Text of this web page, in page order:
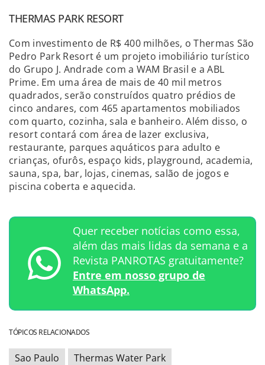
THERMAS PARK RESORT
Com investimento de R$ 400 milhões, o Thermas São
Pedro Park Resort é um projeto imobiliário turístico
do Grupo J. Andrade com a WAM Brasil e a ABL
Prime. Em uma área de mais de 40 mil metros
quadrados, serão construídos quatro prédios de
cinco andares, com 465 apartamentos mobiliados
com quarto, cozinha, sala e banheiro. Além disso, o
resort contará com área de lazer exclusiva,
restaurante, parques aquáticos para adulto e
crianças, ofurôs, espaço kids, playground, academia,
sauna, spa, bar, lojas, cinemas, salão de jogos e
piscina coberta e aquecida.
Quer receber notícias como essa,
além das mais lidas da semana e a
Revista PANROTAS gratuitamente?
Entre em nosso grupo de
WhatsApp.
TÓPICOS RELACIONADOS
Sao Paulo Thermas Water Park